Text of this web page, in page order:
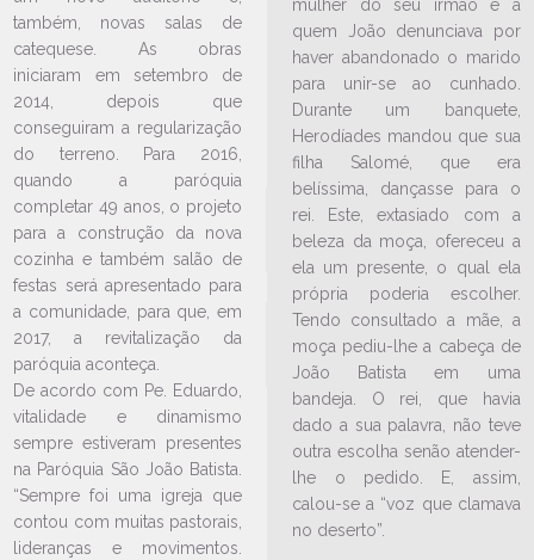
Paróquia São João Batista, no
bairro Fátima, realiza o Cerco de
Jericó na próxima semana
11/05/2026 Ouça a notícia
CATEGORIA
LEIA NO DIOCESE INFORMA
também, novas salas de
catequese. As obras
iniciaram em setembro de
2014, depois que
conseguiram a regularização
do terreno. Para 2016,
quando a paróquia
completar 49 anos, o projeto
para a construção da nova
cozinha e também salão de
festas será apresentado para
a comunidade, para que, em
2017, a revitalização da
paróquia aconteça.
De acordo com Pe. Eduardo,
vitalidade e dinamismo
sempre estiveram presentes
na Paróquia São João Batista.
“Sempre foi uma igreja que
contou com muitas pastorais,
lideranças e movimentos.
mulher do seu irmão e a
quem João denunciava por
haver abandonado o marido
para unir-se ao cunhado.
Durante um banquete,
Herodíades mandou que sua
filha Salomé, que era
belíssima, dançasse para o
rei. Este, extasiado com a
beleza da moça, ofereceu a
ela um presente, o qual ela
própria poderia escolher.
Tendo consultado a mãe, a
moça pediu-lhe a cabeça de
João Batista em uma
bandeja. O rei, que havia
dado a sua palavra, não teve
outra escolha senão atender-
lhe o pedido. E, assim,
calou-se a “voz que clamava
no deserto”.